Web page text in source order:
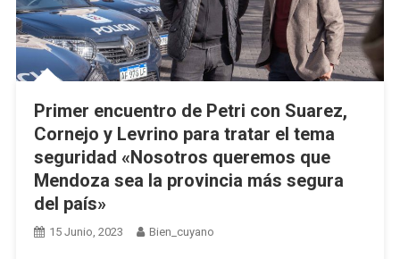
Primer encuentro de Petri con Suarez,
Cornejo y Levrino para tratar el tema
seguridad «Nosotros queremos que
Mendoza sea la provincia más segura
del país»
15 Junio, 2023 Bien_cuyano